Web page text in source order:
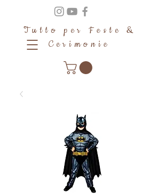
Tutto per Feste &
Cerimonie